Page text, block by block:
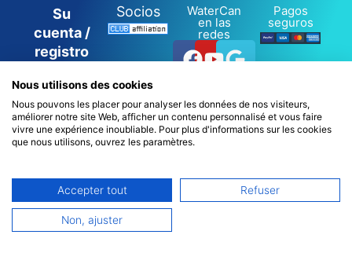
Su
cuenta /
registro
de
sesión
Socios WaterCan
en las
redes
Facebook
Youtube
Google
Pagos
seguros
22700 Perros-Guirec - Francia
0
Français
Nous utilisons des cookies
Nous pouvons les placer pour analyser les données de nos visiteurs,
améliorer notre site Web, afficher un contenu personnalisé et vous faire
vivre une expérience inoubliable. Pour plus d'informations sur les cookies
que nous utilisons, ouvrez les paramètres.
Accepter tout Refuser
Non, ajuster